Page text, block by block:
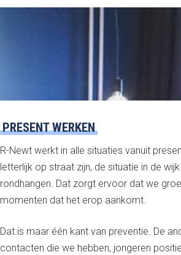
PRESENT WERKEN
R-Newt werkt in alle situaties vanuit
letterlijk op straat zijn, de situatie in de
rondhangen. Dat zorgt ervoor dat we
momenten dat het erop aankomt.
Dat is maar één kant van preventie. De
contacten die we hebben, jongeren